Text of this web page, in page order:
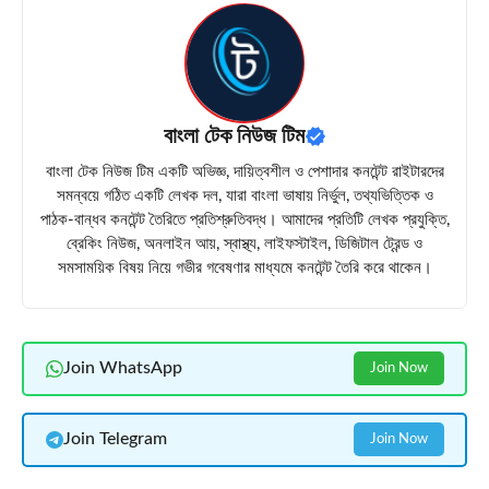
বাংলা টেক নিউজ টিম
বাংলা টেক নিউজ টিম একটি অভিজ্ঞ, দায়িত্বশীল ও পেশাদার কনটেন্ট রাইটারদের
সমন্বয়ে গঠিত একটি লেখক দল, যারা বাংলা ভাষায় নির্ভুল, তথ্যভিত্তিক ও
পাঠক-বান্ধব কনটেন্ট তৈরিতে প্রতিশ্রুতিবদ্ধ। আমাদের প্রতিটি লেখক প্রযুক্তি,
ব্রেকিং নিউজ, অনলাইন আয়, স্বাস্থ্য, লাইফস্টাইল, ডিজিটাল ট্রেন্ড ও
সমসাময়িক বিষয় নিয়ে গভীর গবেষণার মাধ্যমে কনটেন্ট তৈরি করে থাকেন।
Join WhatsApp Join Now
Join Telegram Join Now